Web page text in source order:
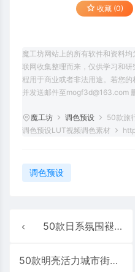
收藏 (0)
魔工坊网站上的所有软件和资料
联网收集整理而来，仅供学习和
程用于商业或者非法用途。若您的
并发送邮件至mogf3d@163.com
魔工坊 调色预设
50款旅
调色预设LUT视频调色素材
调色预设
50款日系氛围褪色电影哑光胶片旅拍LR调色预设LUT视频调色素材
50款明亮活力城市街道电影航拍景观LR调色预设LUT视频调色素材